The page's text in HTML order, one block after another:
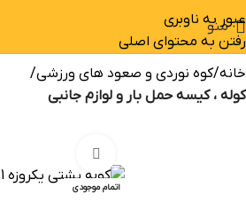
عبور به ناوبری
رفتن به محتوای اصلی
منو
خانه کوه نوردی و صعود های ورزشی
کوله ، کیسه حمل بار و لوازم جانبی
اتمام موجودی